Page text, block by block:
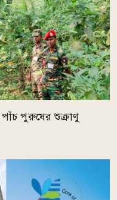
পুরুষের শুক্রাণু